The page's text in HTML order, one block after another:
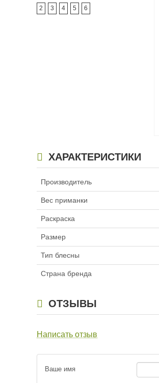
2
3 4 5 6
ХАРАКТЕРИСТИКИ
Производитель
Вес приманки
Раскраска
Размер
Тип блесны
Страна бренда
ОТЗЫВЫ
Написать отзыв
Ваше имя